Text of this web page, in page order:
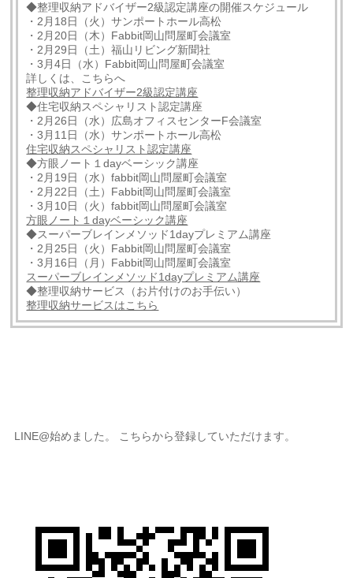
◆整理収納アドバイザー2級認定講座の開催スケジュール
・2月18日（火）サンポートホール高松
・2月20日（木）Fabbit岡山問屋町会議室
・2月29日（土）福山リビング新聞社
・3月4日（水）Fabbit岡山問屋町会議室
詳しくは、こちらへ
整理収納アドバイザー2級認定講座
◆住宅収納スペシャリスト認定講座
・2月26日（水）広島オフィスセンターF会議室
・3月11日（水）サンポートホール高松
住宅収納スペシャリスト認定講座
◆方眼ノート１dayベーシック講座
・2月19日（水）fabbit岡山問屋町会議室
・2月22日（土）Fabbit岡山問屋町会議室
・3月10日（火）fabbit岡山問屋町会議室
方眼ノート１dayベーシック講座
◆スーパーブレインメソッド1dayプレミアム講座
・2月25日（火）Fabbit岡山問屋町会議室
・3月16日（月）Fabbit岡山問屋町会議室
スーパーブレインメソッド1dayプレミアム講座
◆整理収納サービス（お片付けのお手伝い）
整理収納サービスはこちら
LINE@始めました。 こちらから登録していただけます。